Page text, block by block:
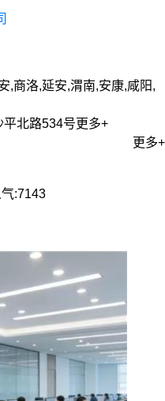
,商洛,延安,渭南,安康,咸阳,
北路534号更多+
更多+
:7143